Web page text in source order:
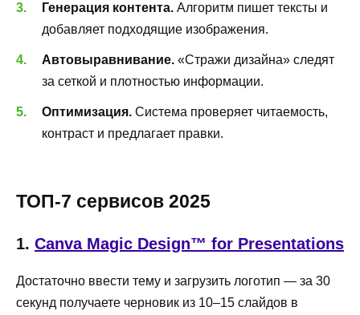
Генерация контента. Алгоритм пишет тексты и
добавляет подходящие изображения.
Автовыравнивание. «Стражи дизайна» следят
за сеткой и плотностью информации.
Оптимизация. Система проверяет читаемость,
контраст и предлагает правки.
ТОП-7 сервисов 2025
1. Canva Magic Design™ for Presentations
Достаточно ввести тему и загрузить логотип — за 30
секунд получаете черновик из 10–15 слайдов в